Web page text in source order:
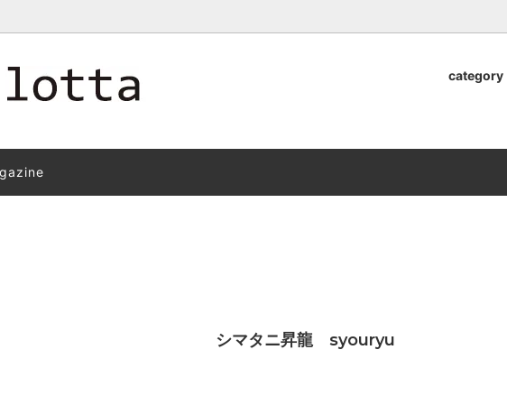
らしの道具ロッタのオンラインストア【アラビア,クイストゴーなどの北欧ヴィンテ
category
シマタニ昇龍 syouryu